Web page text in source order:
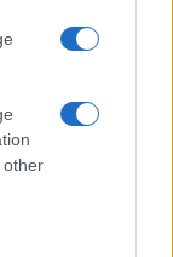
other